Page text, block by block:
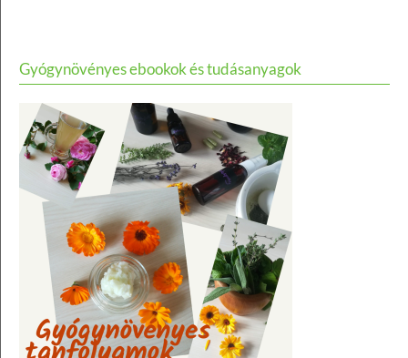
Gyógynövényes ebookok és tudásanyagok